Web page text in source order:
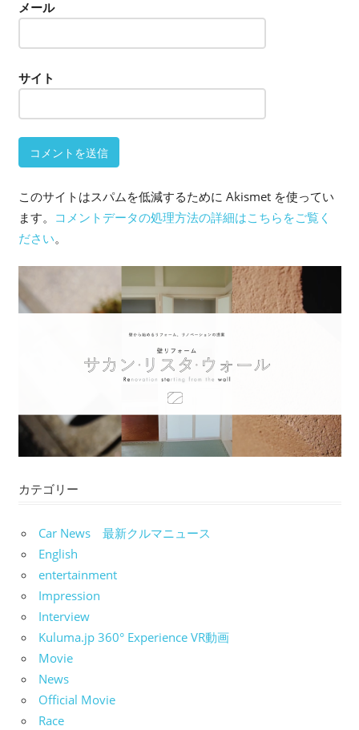
メール
サイト
このサイトはスパムを低減するために Akismet を使ってい
ます。
コメントデータの処理方法の詳細はこちらをご覧く
ださい。
カテゴリー
Car News 最新クルマニュース
English
entertainment
Impression
Interview
Kuluma.jp 360° Experience VR動画
Movie
News
Official Movie
Race